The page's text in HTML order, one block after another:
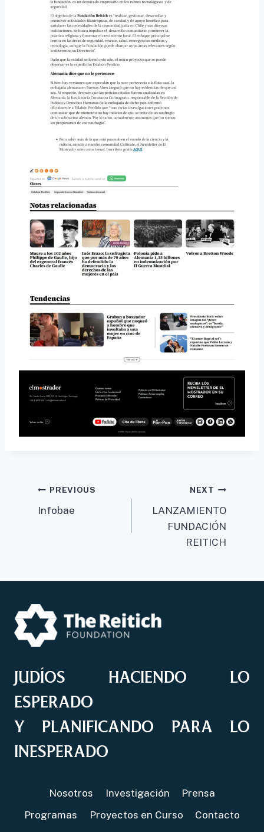
Post
navigation
PREVIOUS
Infobae
NEXT
LANZAMIENTO
FUNDACIÓN
REITICH
JUDÍOS HACIENDO LO
ESPERADO
Y PLANIFICANDO PARA LO
INESPERADO
Nosotros Investigación
Prensa
Programas
Proyectos en Curso Contacto